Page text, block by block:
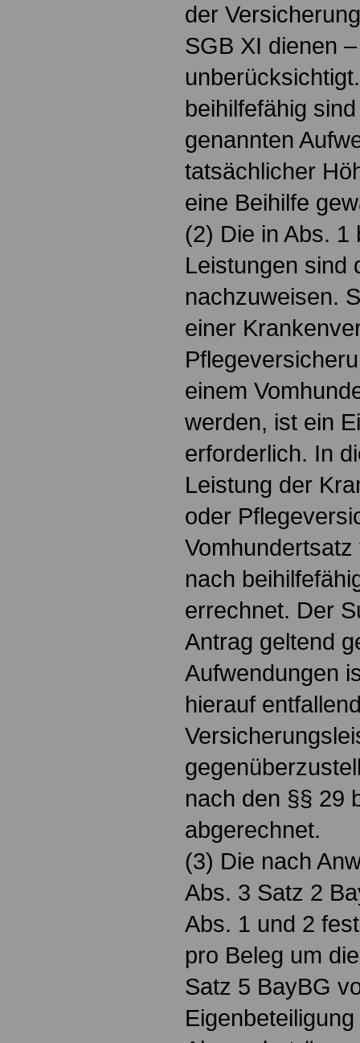
der
SGB XI dienen
beihilfefähig
genannten
tatsächlicher
eine Beihilfe
(2) Die in Abs. 1
Leistungen sind
nachzuweisen.
einer
einem
werden, ist ein
erforderlich. In
Leistung der
oder
nach
errechnet. Der
Antrag geltend
Aufwendungen
hierauf
nach den §§ 29
abgerechnet.
(3) Die nach
Abs. 3 Satz 2
Abs. 1 und 2
pro Beleg um
Satz 5 BayBG